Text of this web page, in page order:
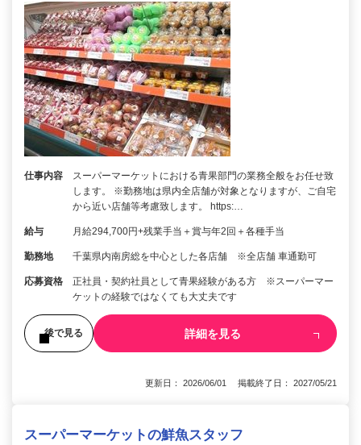
仕事内容
スーパーマーケットにおける青果部門の業務全般をお任せ致
します。 ※勤務地は県内全店舗が対象となりますが、ご自宅
から近い店舗等考慮致します。 https:…
給与 月給294,700円+残業手当＋賞与年2回＋各種手当
勤務地 千葉県内南房総を中心とした各店舗 ※全店舗 車通勤可
応募資格
正社員・契約社員として青果経験がある方 ※スーパーマー
ケットの経験ではなくても大丈夫です
後で見る 詳細を見る
更新日： 2026/06/01 掲載終了日： 2027/05/21
スーパーマーケットの鮮魚スタッフ